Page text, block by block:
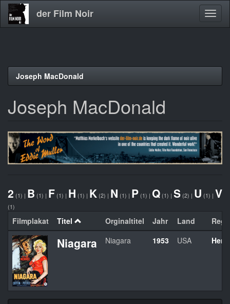
Direkt
der Film Noir
Joseph MacDonald
Joseph MacDonald
2 (1) | B (1) | F (1) | H (1) | K (2) | N (1) | P (1) | Q (1) | S (2) | U (1) | V
(1)
Filmplakat Titel Orginaltitel Jahr Land
Niagara Niagara 1953 USA